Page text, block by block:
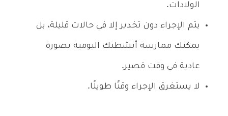
الولادات.
يتم الإجراء دون تخدير إلا في حالات قليلة، بل
يمكنك ممارسة أنشطتك اليومية بصورة
عادية في وقت قصير.
لا يستغرق الإجراء وقتًا طويلًا.